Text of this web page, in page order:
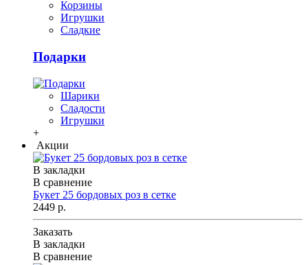
Корзины
Игрушки
Сладкие
Подарки
Шарики
Сладости
Игрушки
+
Акции
В закладки
В сравнение
Букет 25 бордовых роз в сетке
2449 р.
Заказать
В закладки
В сравнение